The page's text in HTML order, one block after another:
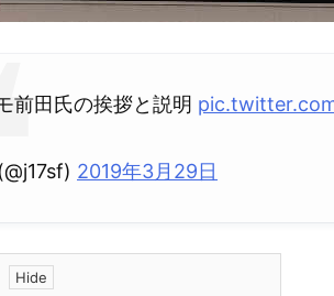
前田氏の挨拶と説明
2019年3月29日